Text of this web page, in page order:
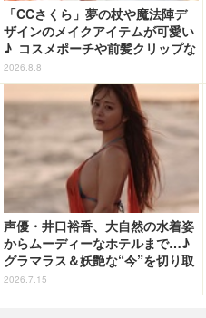
「CCさくら」夢の杖や魔法陣デ
ザインのメイクアイテムが可愛い
♪ コスメポーチや前髪クリップな
ど…毎日使いたい!!「タイトーく
じ」【8月28日～】
2026.8.8
声優・井口裕香、大自然の水着姿
からムーディーなホテルまで…♪
グラマラス＆妖艶な“今”を切り取
り！3冊目写真集が発売中
2026.7.15